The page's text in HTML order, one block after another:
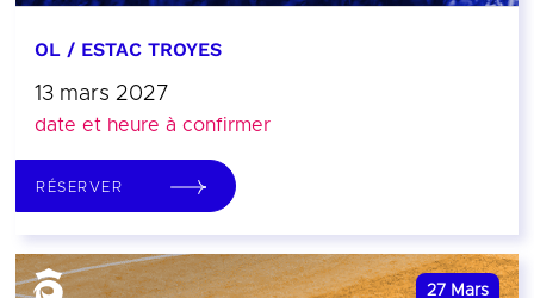
OL / ESTAC TROYES
13 mars 2027
date et heure à confirmer
RÉSERVER
27 Mars